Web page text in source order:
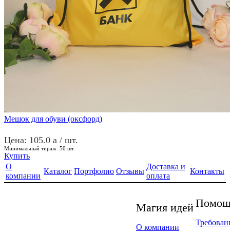
Мешок для обуви (оксфорд)
Цена: 105.0 a / шт.
Минимальный тираж: 50 шт.
Купить
О
компании
Каталог Портфолио Отзывы
Доставка и
оплата
Контакты
Магия идей
О компании